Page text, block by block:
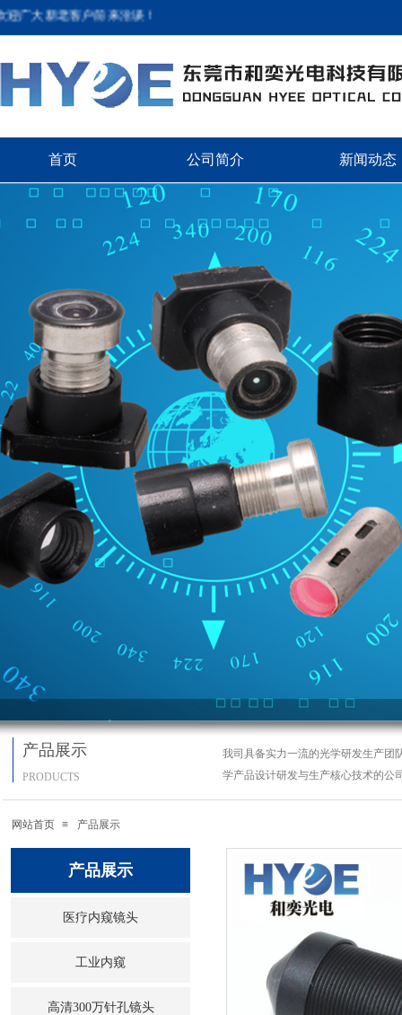
首页 公司简介 新闻动态
新老客户前来洽谈！
我司具备实力一流的光学研发生产团
学产品设计研发与生产核心技术的公
产品展示
PRODUCTS
网站首页 ≡ 产品展示
产品展示
医疗内窥镜头
工业内窥
高清300万针孔镜头